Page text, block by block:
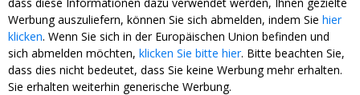
Werbung auszuliefern, können Sie sich abmelden, indem Sie hier
klicken. Wenn Sie sich in der Europäischen Union befinden und
sich abmelden möchten, klicken Sie bitte hier. Bitte beachten Sie,
dass dies nicht bedeutet, dass Sie keine Werbung mehr erhalten.
Sie erhalten weiterhin generische Werbung.